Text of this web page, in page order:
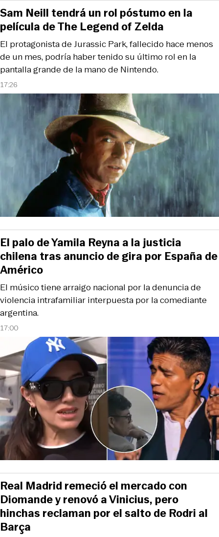
17:26
El protagonista de Jurassic Park, fallecido hace menos
de un mes, podría haber tenido su último rol en la
pantalla grande de la mano de Nintendo.
Sam Neill tendrá un rol póstumo en la
película de The Legend of Zelda
17:00
El músico tiene arraigo nacional por la denuncia de
violencia intrafamiliar interpuesta por la comediante
argentina.
El palo de Yamila Reyna a la justicia
chilena tras anuncio de gira por España de
Américo
Real Madrid remeció el mercado con
Diomande y renovó a Vinicius, pero
hinchas reclaman por el salto de Rodri al
Barça